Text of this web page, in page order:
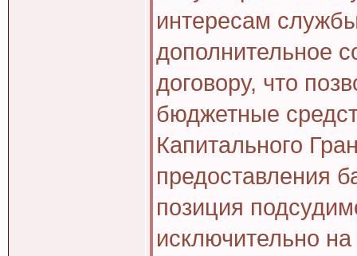
интересам
дополнительное
договору, что
бюджетные
Капитального
предоставления
позиция
исключительно